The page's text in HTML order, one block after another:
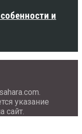
и
указание
сайт.